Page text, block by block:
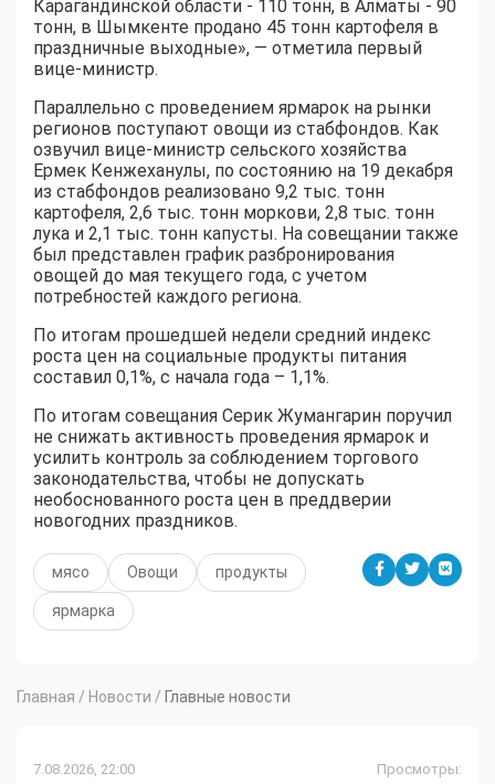
Карагандинской области - 110 тонн, в Алматы - 90
тонн, в Шымкенте продано 45 тонн картофеля в
праздничные выходные», — отметила первый
вице-министр.
Параллельно с проведением ярмарок на рынки
регионов поступают овощи из стабфондов. Как
озвучил вице-министр сельского хозяйства
Ермек Кенжеханулы, по состоянию на 19 декабря
из стабфондов реализовано 9,2 тыс. тонн
картофеля, 2,6 тыс. тонн моркови, 2,8 тыс. тонн
лука и 2,1 тыс. тонн капусты. На совещании также
был представлен график разбронирования
овощей до мая текущего года, с учетом
потребностей каждого региона.
По итогам прошедшей недели средний индекс
роста цен на социальные продукты питания
составил 0,1%, с начала года – 1,1%.
По итогам совещания Серик Жумангарин поручил
не снижать активность проведения ярмарок и
усилить контроль за соблюдением торгового
законодательства, чтобы не допускать
необоснованного роста цен в преддверии
новогодних праздников.
мясо Овощи продукты
ярмарка
Главная / Новости / Главные новости
7.08.2026, 22:00 Просмотры: